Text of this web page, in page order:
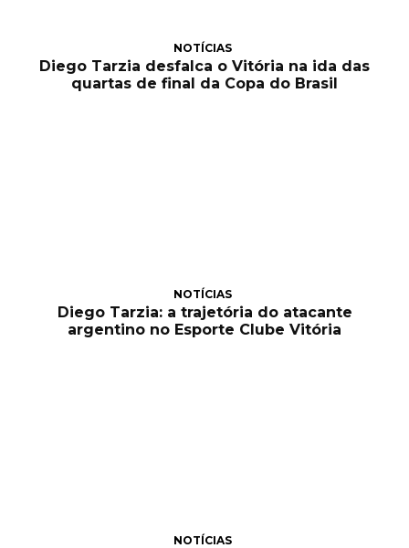
NOTÍCIAS
Diego Tarzia desfalca o Vitória na ida das
quartas de final da Copa do Brasil
NOTÍCIAS
Diego Tarzia: a trajetória do atacante
argentino no Esporte Clube Vitória
NOTÍCIAS